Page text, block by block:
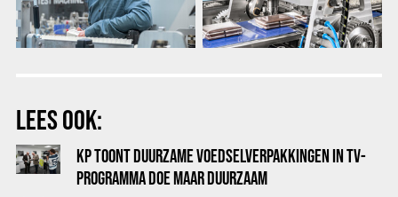
LEES OOK:
KP TOONT DUURZAME VOEDSELVERPAKKINGEN IN TV-
PROGRAMMA DOE MAAR DUURZAAM